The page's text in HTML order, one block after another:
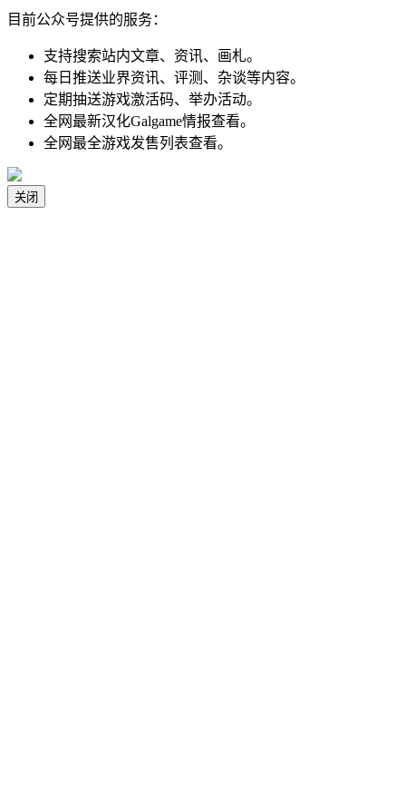
目前公众号提供的服务：
支持搜索站内文章、资讯、画札。
每日推送业界资讯、评测、杂谈等内容。
定期抽送游戏激活码、举办活动。
全网最新汉化Galgame情报查看。
全网最全游戏发售列表查看。
关闭